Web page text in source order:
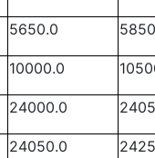
5650.0
10000.0
24000.0
24050.0